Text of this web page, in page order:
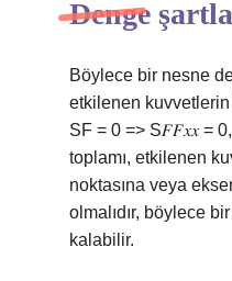
Denge
Böylece bir nesne
etkilenen kuvvetlerin
SF = 0 => S𝐹𝐹𝑥𝑥 =
toplamı, etkilenen
noktasına veya
olmalıdır, böylece
kalabilir.